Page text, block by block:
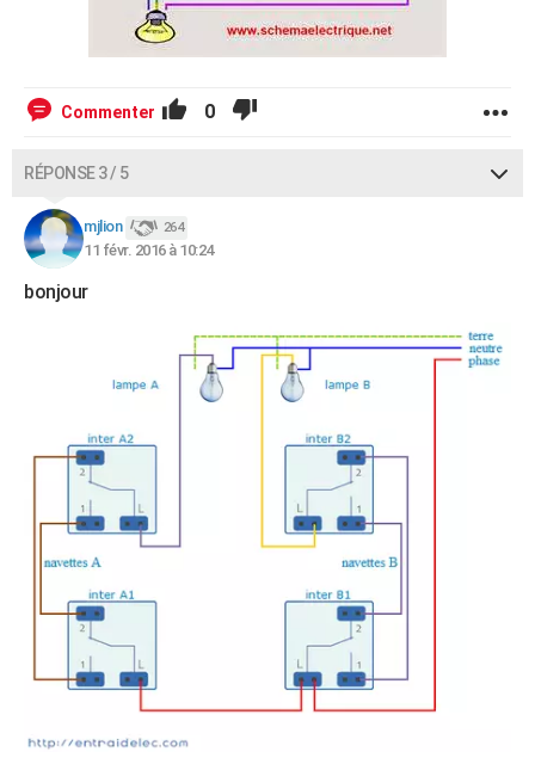
Commenter 0
RÉPONSE 3 / 5
mjlion 264
11 févr. 2016 à 10:24
bonjour